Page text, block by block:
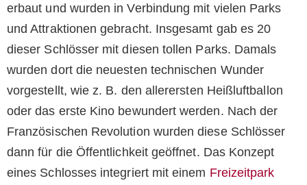
erbaut und wurden in Verbindung mit vielen Parks
und Attraktionen gebracht. Insgesamt gab es 20
dieser Schlösser mit diesen tollen Parks. Damals
wurden dort die neuesten technischen Wunder
vorgestellt, wie z. B. den allerersten Heißluftballon
oder das erste Kino bewundert werden. Nach der
Französischen Revolution wurden diese Schlösser
dann für die Öffentlichkeit geöffnet. Das Konzept
eines Schlosses integriert mit einem Freizeitpark